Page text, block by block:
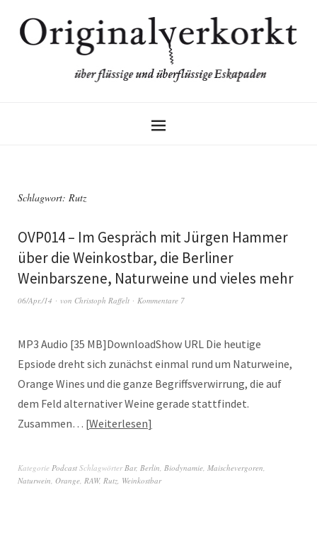
Schlagwort: Rutz
OVP014 – Im Gespräch mit Jürgen Hammer
über die Weinkostbar, die Berliner
Weinbarszene, Naturweine und vieles mehr
06/Apr./14 von Christoph Raffelt Kommentare 7
MP3 Audio [35 MB]DownloadShow URL Die heutige
Epsiode dreht sich zunächst einmal rund um Naturweine,
Orange Wines und die ganze Begriffsverwirrung, die auf
dem Feld alternativer Weine gerade stattfindet.
Zusammen… Weiterlesen
Kategorie Podcast Schlagwörter Bar, Berlin Biodynamie Maischevergoren
Naturwein Orange RAW, Rutz Weinkostbar